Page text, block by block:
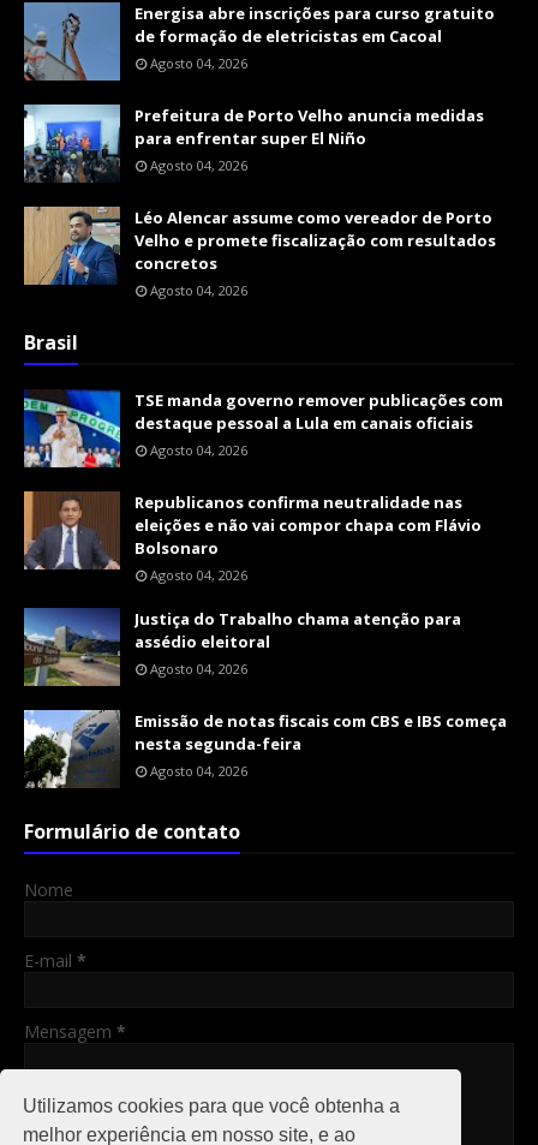
Utilizamos cookies para que você obtenha a
melhor experiência em nosso site, e ao
Energisa abre inscrições para curso gratuito
de formação de eletricistas em Cacoal
Agosto 04, 2026
Prefeitura de Porto Velho anuncia medidas
para enfrentar super El Niño
Agosto 04, 2026
Léo Alencar assume como vereador de Porto
Velho e promete fiscalização com resultados
concretos
Agosto 04, 2026
Brasil
TSE manda governo remover publicações com
destaque pessoal a Lula em canais oficiais
Agosto 04, 2026
Republicanos confirma neutralidade nas
eleições e não vai compor chapa com Flávio
Bolsonaro
Agosto 04, 2026
Justiça do Trabalho chama atenção para
assédio eleitoral
Agosto 04, 2026
Emissão de notas fiscais com CBS e IBS começa
nesta segunda-feira
Agosto 04, 2026
Formulário de contato
Nome
E-mail *
Mensagem *